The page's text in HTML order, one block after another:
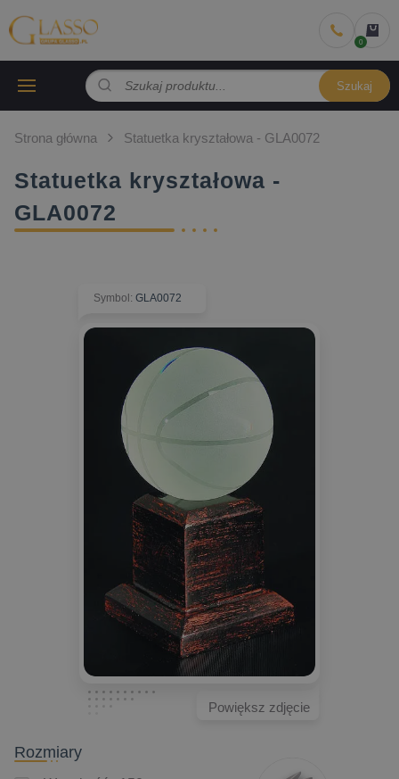
Szukaj
Strona główna Statuetka kryształowa - GLA0072
Statuetka kryształowa -
GLA0072
Symbol : GLA0072
Powiększ zdjęcie
Rozmiary